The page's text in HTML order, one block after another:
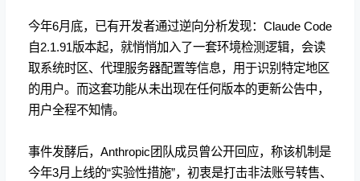
今年6月底，已有开发者通过逆向分析发现：Claude Code
自2.1.91版本起，就悄悄加入了一套环境检测逻辑，会读
取系统时区、代理服务器配置等信息，用于识别特定地区
的用户。而这套功能从未出现在任何版本的更新公告中，
用户全程不知情。
事件发酵后，Anthropic团队成员曾公开回应，称该机制是
今年3月上线的“实验性措施”，初衷是打击非法账号转售、